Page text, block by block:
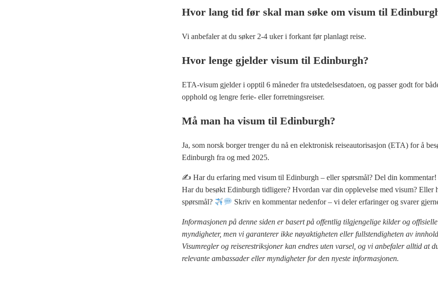
Hvor lang tid før skal man søke om visum til
Vi anbefaler at du søker 2-4 uker i forkant før planlagt reise.
Hvor lenge gjelder visum til Edinburgh?
ETA-visum gjelder i opptil 6 måneder fra utstedelsesdatoen, og passer godt for
opphold og lengre ferie- eller forretningsreiser.
Må man ha visum til Edinburgh?
Ja, som norsk borger trenger du nå en elektronisk reiseautorisasjon (ETA) for å
Edinburgh fra og med 2025.
✍️ Har du erfaring med visum til Edinburgh – eller spørsmål? Del din kommentar!
Har du besøkt Edinburgh tidligere? Hvordan var din opplevelse med visum? Eller
spørsmål?
Skriv en kommentar nedenfor – vi deler erfaringer og svarer
Informasjonen på denne siden er basert på offentlig tilgjengelige kilder og offisielle
myndigheter, men vi garanterer ikke nøyaktigheten eller fullstendigheten av
Visumregler og reiserestriksjoner kan endres uten varsel, og vi anbefaler alltid at
relevante ambassader eller myndigheter for den nyeste informasjonen.